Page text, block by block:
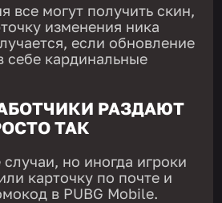
все могут получить скин,
изменения ника
если обновление
себе кардинальные
РАЗДАЮТ
ТАК
но иногда игроки
карточку по почте и
в PUBG Mobile.